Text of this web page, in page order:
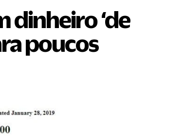
dinheiro ‘de
poucos